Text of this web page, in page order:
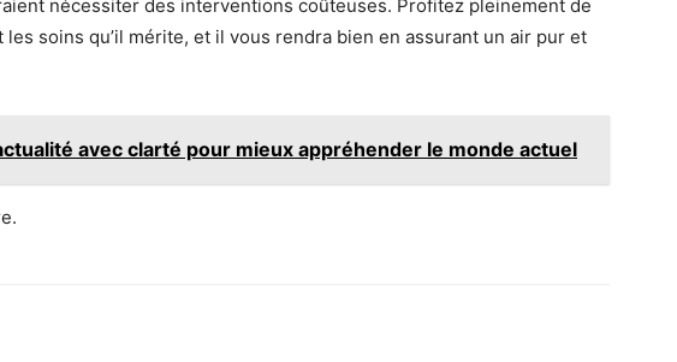
nécessiter des interventions coûteuses. Profitez pleinement de
soins qu’il mérite, et il vous rendra bien en assurant un air pur et
avec clarté pour mieux appréhender le monde actuel